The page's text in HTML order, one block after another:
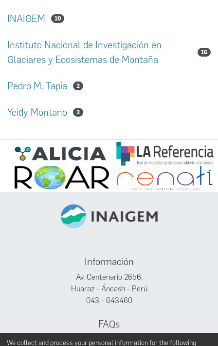
INAIGEM 10
Instituto Nacional de Investigación en
Glaciares y Ecosistemas de Montaña
16
Pedro M. Tapia 2
Yeidy Montano 2
Información
Av. Centenario 2656,
Huaraz - Áncash - Perú
043 - 643460
FAQs
Facebook
We collect and process your personal information for the following